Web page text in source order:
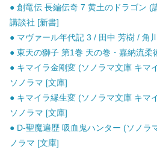
● 創竜伝 長編伝奇 7 黄土のドラゴン (
講談社 [新書]
● マヴァール年代記 3 / 田中 芳樹 / 角
● 東天の獅子 第1巻 天の巻・嘉納流柔
● キマイラ金剛変 (ソノラマ文庫 キマ
ソノラマ [文庫]
● キマイラ縁生変 (ソノラマ文庫 キマ
ソノラマ [文庫]
● D-聖魔遍歴 吸血鬼ハンター (ソノラ
ノラマ [文庫]